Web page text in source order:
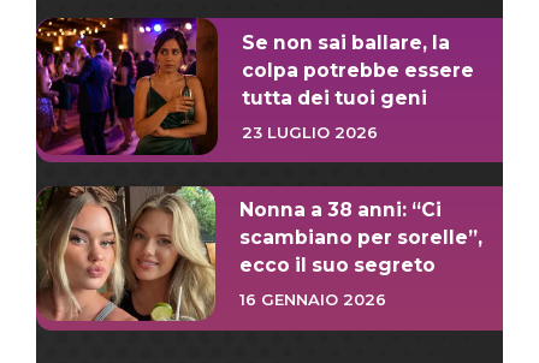
Se non sai ballare, la
colpa potrebbe essere
tutta dei tuoi geni
23 LUGLIO 2026
Nonna a 38 anni: “Ci
scambiano per sorelle”,
ecco il suo segreto
16 GENNAIO 2026